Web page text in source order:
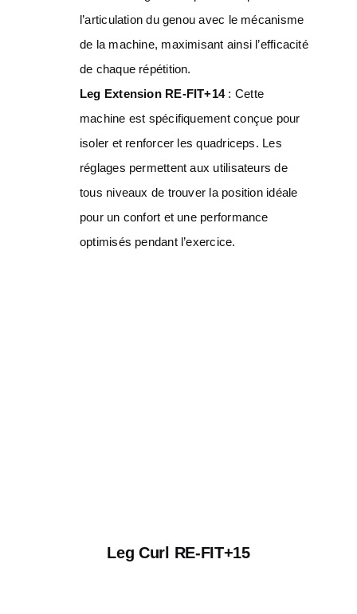
l’articulation du genou avec le mécanisme
de la machine, maximisant ainsi l’efficacité
de chaque répétition.
Leg Extension RE-FIT+14: Cette
machine est spécifiquement conçue pour
isoler et renforcer les quadriceps. Les
réglages permettent aux utilisateurs de
tous niveaux de trouver la position idéale
pour un confort et une performance
optimisés pendant l’exercice.
Leg Curl RE-FIT+15